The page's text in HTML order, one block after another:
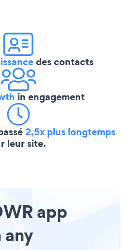
des contacts
in engagement
2,5x plus longtemps
leur site.
app